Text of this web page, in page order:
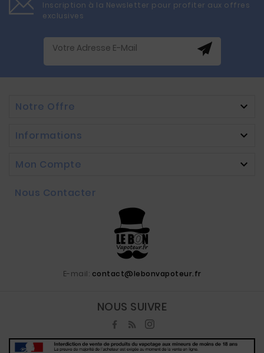
Inscription à la Newsletter pour profiter aux offres
exclusives
Notre Offre 
Informations 
Mon Compte 
Nous Contacter
E-mail: contact@lebonvapoteur.fr
NOUS SUIVRE